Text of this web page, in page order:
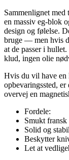
Sammenlignet med
en massiv eg-blok
design og følelse.
bruge — men hvis
at de passer i
klud, ingen olie
Hvis du vil have en
opbevaringssted,
overvej en
Fordele:
Smukt
Solid og
Beskytter
Let at